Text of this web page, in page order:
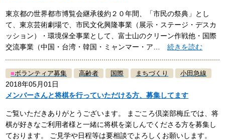
東京都の世界都市博覧会継承後約２０年間、「市民の祭典」とし
て、東京芸術劇場で、市民文化興隆事業（展示・ステージ・デスカ
ッション）・環境保全事業として、富士山のクリーン作戦他・国際
交流事業（中国・台湾・韓国・ミャンマー・ア…続きを読む
■ボランティア募集 高齢者 国際 まちづくり 小田急線
2018年05月01日
メンバーさんと将棋を行っていただける方、募集してます
ご覧いただきありがとうございます。 まごころ倶楽部梅丘では、将
棋が好きなご利用者様と一緒に将棋を楽しんでくださる方を募集し
ております。 ご見学や日程等は要相談でよろしくお願いします。